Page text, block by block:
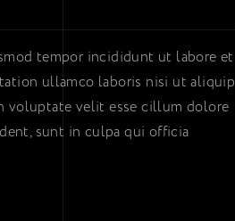
tempor incididunt ut labore et
ullamco laboris nisi ut aliquip
voluptate velit esse cillum dolore
sunt in culpa qui officia